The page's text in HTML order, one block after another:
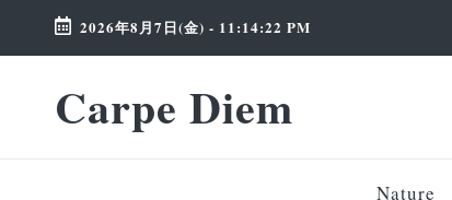
Skip
content
2026年8月7日(金) - 11:14:24 PM
Carpe Diem
Weekend
Wonderland
Nature